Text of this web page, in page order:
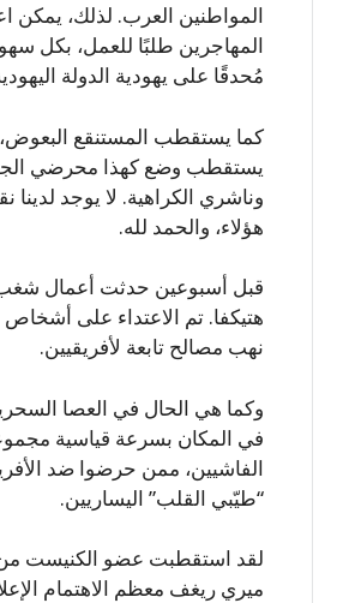
المواطنين العرب. لذلك، يمكن
المهاجرين طلبًا للعمل، بكل
مُحدقًا على يهودية الدولة
كما يستقطب المستنقع
يستقطب وضع كهذا محرضي
وناشري الكراهية. لا يوجد
هؤلاء، والحمد لله.
قبل أسبوعين حدثت أعمال
هتيكفا. تم الاعتداء على أشخاص
نهب مصالح تابعة لأفريقيين.
وكما هي الحال في العصا
في المكان بسرعة قياسية
الفاشيين، ممن حرضوا ضد
“طيّبي القلب” اليساريين.
لقد استقطبت عضو الكنيست من
ميري ريغف معظم الاهتمام